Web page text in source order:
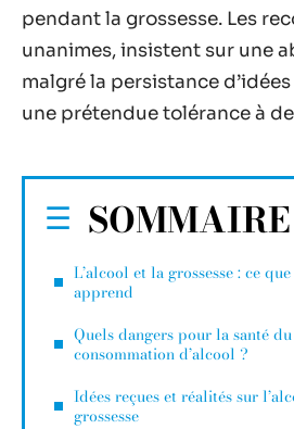
pendant la grossesse. Les
unanimes, insistent sur une
malgré la persistance
une prétendue tolérance à
SOMMAIRE
L’alcool et la grossesse : ce
apprend
Quels dangers pour la santé
consommation d’alcool ?
Idées reçues et réalités sur
grossesse